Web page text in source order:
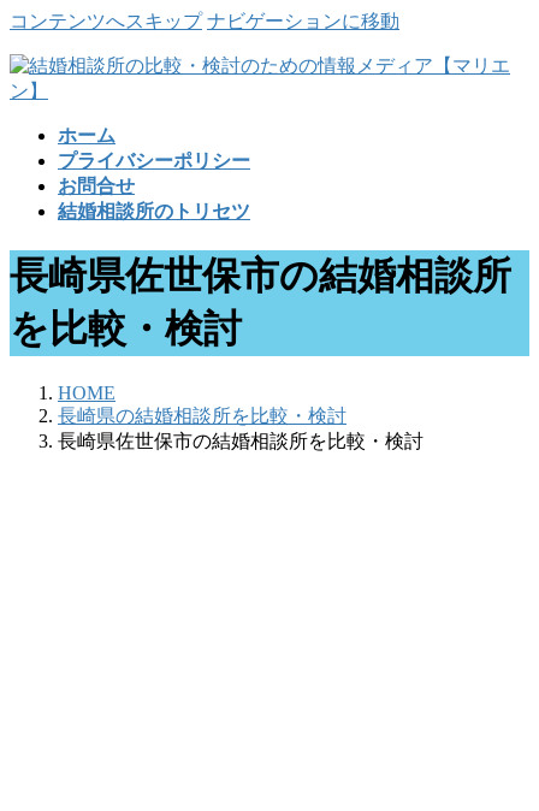
コンテンツへスキップ ナビゲーションに移動
ホーム
プライバシーポリシー
お問合せ
結婚相談所のトリセツ
長崎県佐世保市の結婚相談所
を比較・検討
HOME
長崎県の結婚相談所を比較・検討
長崎県佐世保市の結婚相談所を比較・検討